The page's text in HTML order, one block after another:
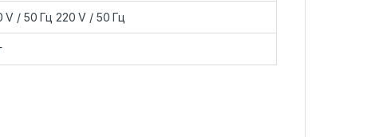
V / 50 Гц 220 V / 50 Гц